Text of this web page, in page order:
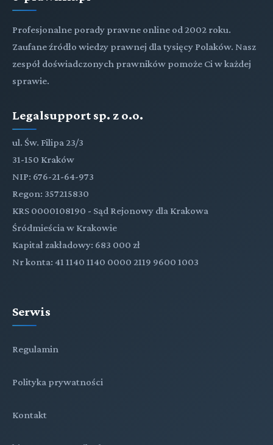
Profesjonalne porady prawne online od 2002 roku.
Zaufane źródło wiedzy prawnej dla tysięcy Polaków. Nasz
zespół doświadczonych prawników pomoże Ci w każdej
sprawie.
Legalsupport sp. z o.o.
ul. Św. Filipa 23/3
31-150 Kraków
NIP: 676-21-64-973
Regon: 357215830
KRS 0000108190 - Sąd Rejonowy dla Krakowa
Śródmieścia w Krakowie
Kapitał zakładowy: 683 000 zł
Nr konta: 41 1140 1140 0000 2119 9600 1003
Serwis
Regulamin
Polityka prywatności
Kontakt